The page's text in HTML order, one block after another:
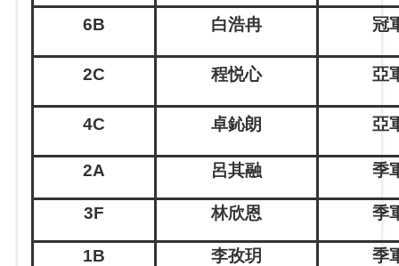
6B 白浩冉 冠
2C 程悦心 亞
4C 卓鈊朗 亞
2A 呂其融 季
3F 林欣恩 季
1B 李孜玥 季